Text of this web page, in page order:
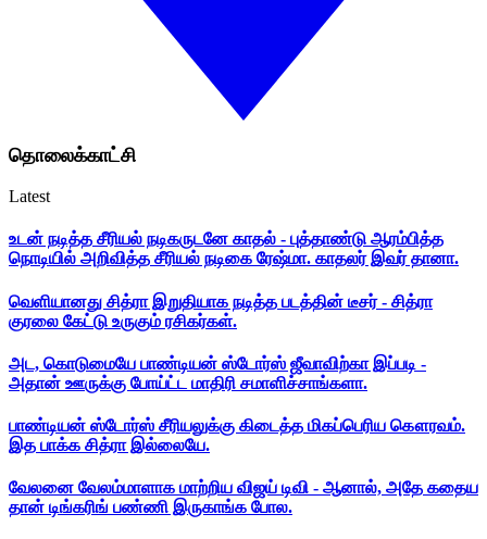
தொலைக்காட்சி
Latest
உடன் நடித்த சீரியல் நடிகருடனே காதல் - புத்தாண்டு ஆரம்பித்த
நொடியில் அறிவித்த சீரியல் நடிகை ரேஷ்மா. காதலர் இவர் தானா.
வெளியானது சித்ரா இறுதியாக நடித்த படத்தின் டீசர் - சித்ரா
குரலை கேட்டு உருகும் ரசிகர்கள்.
அட, கொடுமையே பாண்டியன் ஸ்டோர்ஸ் ஜீவாவிற்கா இப்படி -
அதான் ஊருக்கு போய்ட்ட மாதிரி சமாளிச்சாங்களா.
பாண்டியன் ஸ்டோர்ஸ் சீரியலுக்கு கிடைத்த மிகப்பெரிய கௌரவம்.
இத பாக்க சித்ரா இல்லையே.
வேலனை வேலம்மாளாக மாற்றிய விஜய் டிவி - ஆனால், அதே கதைய
தான் டிங்கரிங் பண்ணி இருகாங்க போல.